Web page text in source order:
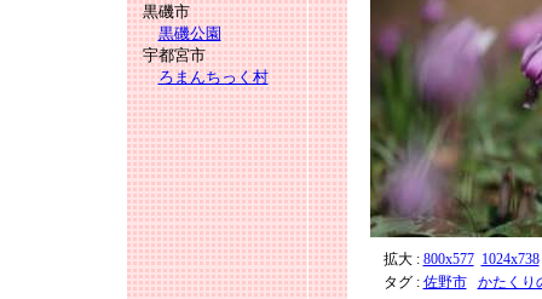
黒磯市
黒磯公園
宇都宮市
ろまんちっく村
拡大 : 800x577 1024x738
タグ : 佐野市 かたくり